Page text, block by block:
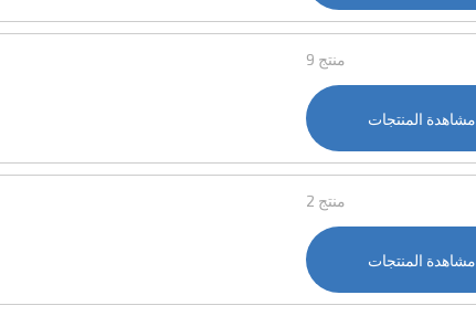
9 منتج
مشاهدة المنتجات
2 منتج
مشاهدة المنتجات